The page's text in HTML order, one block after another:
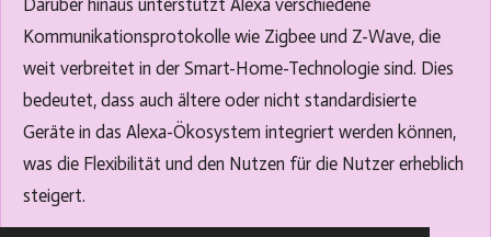
Darüber hinaus unterstützt Alexa verschiedene
Kommunikationsprotokolle wie Zigbee und Z-Wave, die
weit verbreitet in der Smart-Home-Technologie sind. Dies
bedeutet, dass auch ältere oder nicht standardisierte
Geräte in das Alexa-Ökosystem integriert werden können,
was die Flexibilität und den Nutzen für die Nutzer erheblich
steigert.